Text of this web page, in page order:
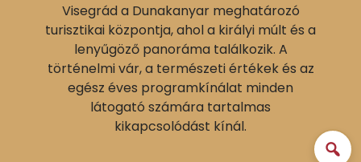
Visegrád a Dunakanyar meghatározó
turisztikai központja, ahol a királyi múlt és a
lenyűgöző panoráma találkozik. A
történelmi vár, a természeti értékek és az
egész éves programkínálat minden
látogató számára tartalmas
kikapcsolódást kínál.